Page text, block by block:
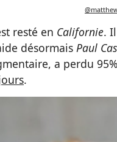
resté en Californie.
désormais Paul
a perdu
.